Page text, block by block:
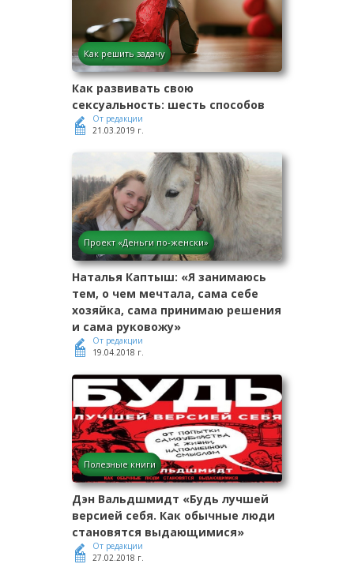
Как решить задачу
Как развивать свою
сексуальность: шесть способов
От редакции
21.03.2019 г.
Проект «Деньги по-женски»
Наталья Каптыш: «Я занимаюсь
тем, о чем мечтала, сама себе
хозяйка, сама принимаю решения
и сама руковожу»
От редакции
19.04.2018 г.
Полезные книги
Дэн Вальдшмидт «Будь лучшей
версией себя. Как обычные люди
становятся выдающимися»
От редакции
27.02.2018 г.